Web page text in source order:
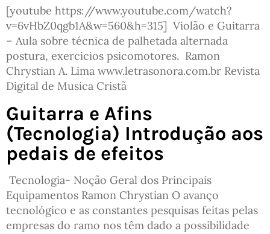
[youtube https://www.youtube.com/watch?
v=6vHbZ0qgb1A&w=560&h=315] Violão e Guitarra
– Aula sobre técnica de palhetada alternada
postura, exercicios psicomotores. Ramon
Chrystian A. Lima www.letrasonora.com.br Revista
Digital de Musica Cristã
Guitarra e Afins
(Tecnologia) Introdução aos
pedais de efeitos
Tecnologia- Noção Geral dos Principais
Equipamentos Ramon Chrystian O avanço
tecnológico e as constantes pesquisas feitas pelas
empresas do ramo nos têm dado a possibilidade